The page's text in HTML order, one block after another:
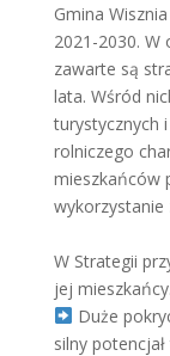
Gmina
2021-2030. W
zawarte są
lata. Wśród
turystycznych
rolniczego
mieszkańców
W Strategii
jej
Duże
silny